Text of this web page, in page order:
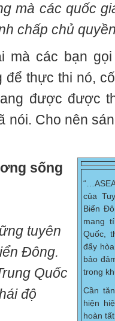
mà các quốc
chấp chủ
mà các bạn
để thực thi nó,
được được
nói. Cho nên
của
Biển
mang
Quốc,
đẩy
bảo
trong
Cần
hiện
hoàn
sống
tuyên
Đông.
Quốc
độ